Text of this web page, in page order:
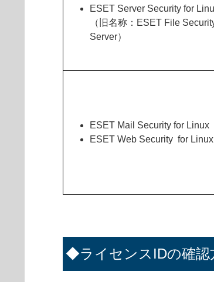
ESET Server Security for
（旧名称：ESET File
Server）
ESET Mail Security for Linux
ESET Web Security for Linux
◆ライセンスIDの確認